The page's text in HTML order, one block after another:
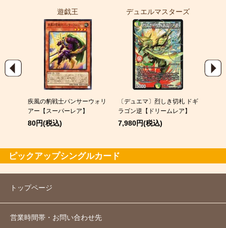
遊戯王
疾風の豹戦士パンサーウォリ
アー【スーパーレア】
80円(税込)
デュエルマスターズ
〔デュエマ〕烈しき切札 ドギ
ラゴン逆【ドリームレア】
7,980円(税込)
ピックアップシングルカード
トップページ
営業時間帯・お問い合わせ先